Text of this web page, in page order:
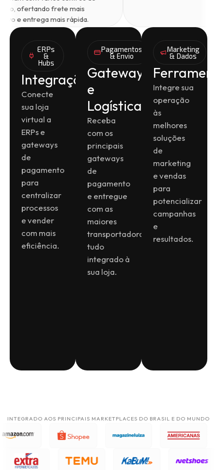
distribuição, ofertando frete mais
competitivo e entrega mais rápida.
ERPs
&
Hubs
Integrações
Conecte
sua loja
virtual a
ERPs e
gateways
de
pagamento
para
centralizar
processos
e vender
com mais
eficiência.
Pagamentos
& Envio
Gateways
e
Logística
Receba
com os
principais
gateways
de
pagamento
e entregue
com as
maiores
transportadoras,
tudo
integrado à
sua loja.
Marketing
& Dados
Integre sua
operação
às
melhores
soluções
de
marketing
e vendas
para
potencializar
campanhas
e
resultados.
INTEGRADO AOS PRINCIPAIS MARKETPLACES DO BRASIL E DO MUNDO